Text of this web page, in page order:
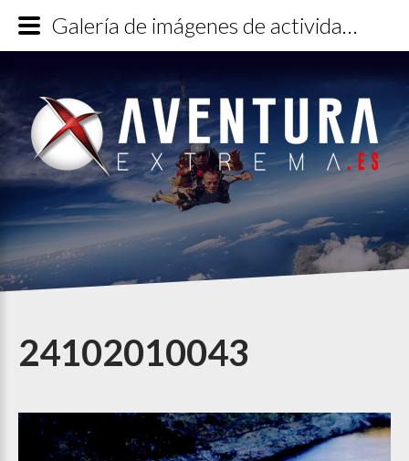
24102010043
Galería de imágenes de actividades de aventura extrema con Aventura Extrema. - Category: Puenting - Image: 24102010043